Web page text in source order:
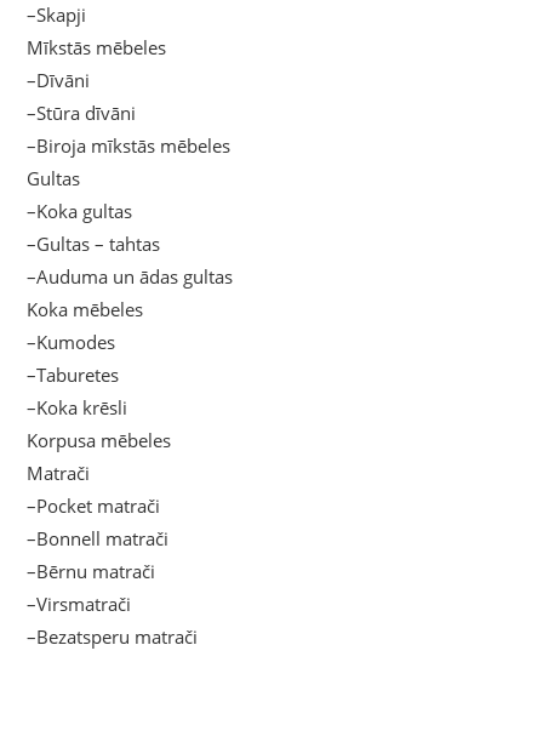
–Skapji
Mīkstās mēbeles
–Dīvāni
–Stūra dīvāni
–Biroja mīkstās mēbeles
Gultas
–Koka gultas
–Gultas – tahtas
–Auduma un ādas gultas
Koka mēbeles
–Kumodes
–Taburetes
–Koka krēsli
Korpusa mēbeles
Matrači
–Pocket matrači
–Bonnell matrači
–Bērnu matrači
–Virsmatrači
–Bezatsperu matrači